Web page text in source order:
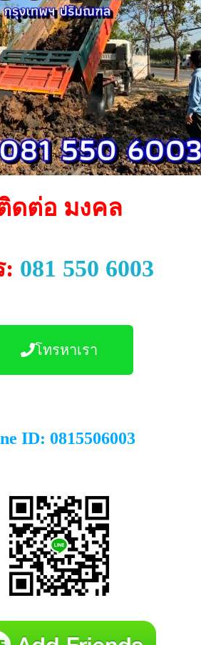
ดต่อ มงคล
: 081 550 6003
โทรหาเรา
ID: 0815506003